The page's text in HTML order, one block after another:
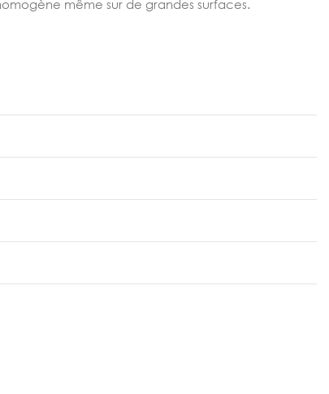
même sur de grandes surfaces.